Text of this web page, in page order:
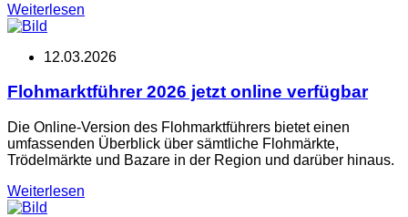
Weiterlesen
12.03.2026
Flohmarktführer 2026 jetzt online verfügbar
Die Online-Version des Flohmarktführers bietet einen
umfassenden Überblick über sämtliche Flohmärkte,
Trödelmärkte und Bazare in der Region und darüber hinaus.
Weiterlesen